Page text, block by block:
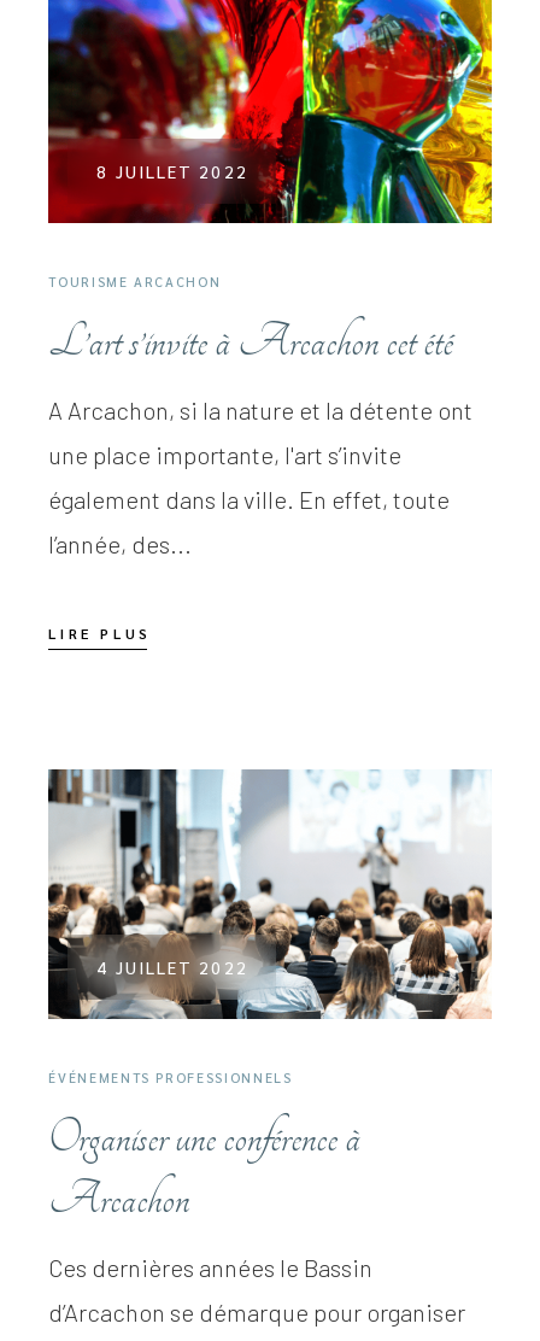
8 JUILLET 2022
TOURISME ARCACHON
L’art s’invite à Arcachon cet été
A Arcachon, si la nature et la détente ont
une place importante, l'art s’invite
également dans la ville. En effet, toute
l’année, des...
LIRE PLUS
4 JUILLET 2022
ÉVÉNEMENTS PROFESSIONNELS
Organiser une conférence à
Arcachon
Ces dernières années le Bassin
d’Arcachon se démarque pour organiser